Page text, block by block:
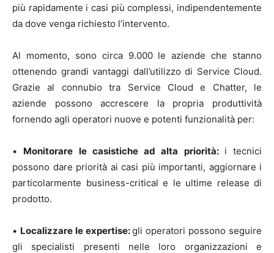
più rapidamente i casi più complessi, indipendentemente
da dove venga richiesto l’intervento.
Al momento, sono circa 9.000 le aziende che stanno
ottenendo grandi vantaggi dall’utilizzo di Service Cloud.
Grazie al connubio tra Service Cloud e Chatter, le
aziende possono accrescere la propria produttività
fornendo agli operatori nuove e potenti funzionalità per:
• Monitorare le casistiche ad alta priorità: i tecnici
possono dare priorità ai casi più importanti, aggiornare i
particolarmente business-critical e le ultime release di
prodotto.
• Localizzare le expertise:gli operatori possono seguire
gli specialisti presenti nelle loro organizzazioni e